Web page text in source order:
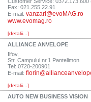
Fax: 021.255.22.91
E-mail: vanzari@evoMAG.ro
www.evomag.ro
[detalii...]
ALLIANCE ANVELOPE
Ilfov,
Str. Campului nr.1 Pantelimon
Tel: 0720-200901
E-mail:
[detalii...]
AUTO NEW BUSINESS VISION